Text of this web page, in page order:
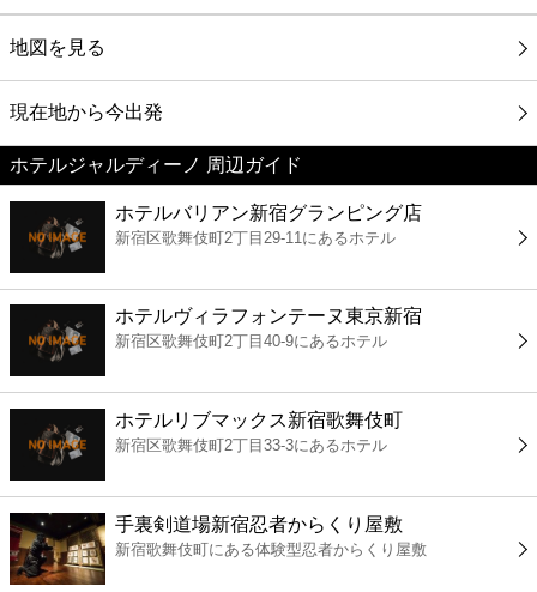
グルメ
映画
美容
コンビニ
薬局
スーパー
エンタメ
レジャー
書店
地図を見る
現在地から今出発
ホテルジャルディーノ 周辺ガイド
ホテルバリアン新宿グランピング店
新宿区歌舞伎町2丁目29-11にあるホテル
ホテルヴィラフォンテーヌ東京新宿
新宿区歌舞伎町2丁目40-9にあるホテル
ホテルリブマックス新宿歌舞伎町
新宿区歌舞伎町2丁目33-3にあるホテル
手裏剣道場新宿忍者からくり屋敷
新宿歌舞伎町にある体験型忍者からくり屋敷